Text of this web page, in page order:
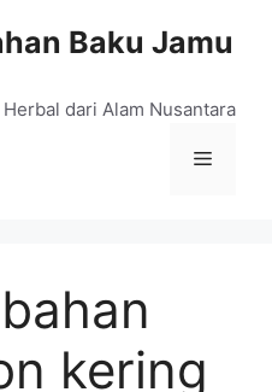
Baku Jamu
dari Alam Nusantara
Menu
kering